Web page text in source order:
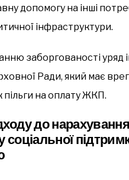
допомогу на інші
інфраструктури.
заборгованості уряд
Ради, який має
на оплату ЖКП.
до